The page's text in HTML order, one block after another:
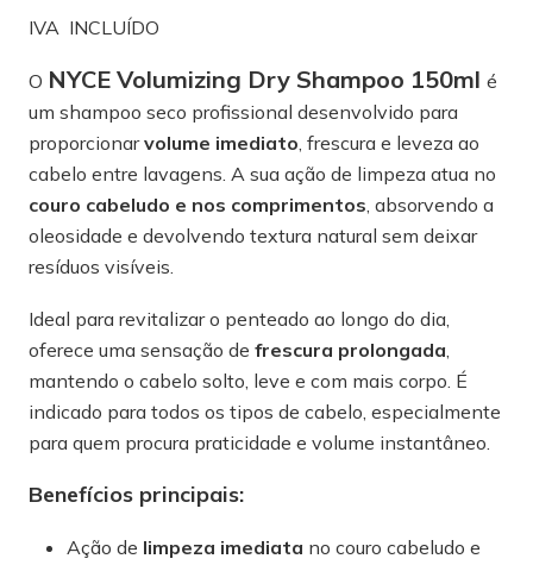
IVA INCLUÍDO
O NYCE Volumizing Dry Shampoo 150ml é
um shampoo seco profissional desenvolvido para
proporcionarvolume imediato, frescura e leveza ao
cabelo entre lavagens. A sua ação de limpeza atua no
couro cabeludo e nos comprimentos, absorvendo a
oleosidade e devolvendo textura natural sem deixar
resíduos visíveis.
Ideal para revitalizar o penteado ao longo do dia,
oferece uma sensação de frescura prolongada,
mantendo o cabelo solto, leve e com mais corpo. É
indicado para todos os tipos de cabelo, especialmente
para quem procura praticidade e volume instantâneo.
Benefícios principais:
Ação de limpeza imediata no couro cabeludo e